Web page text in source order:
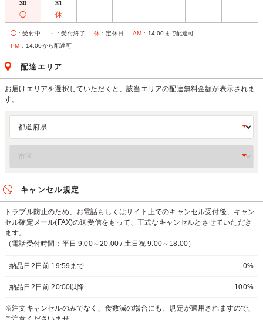
30
◯
31
休
◯ ：受付中 － ：受付終了 休 ：定休日 AM ：14:00まで配達可
PM ：14:00から配達可
配達エリア
お届けエリアを選択していただくと、該当エリアの配達無料金額が表示されま
す。
キャンセル規定
トラブル防止のため、お電話もしくはサイト上でのキャンセル受付後、キャン
セル確定メール(FAX)の送受信をもって、正式なキャンセルとさせていただき
ます。
（電話受付時間：平日 9:00～20:00 / 土日祝 9:00～18:00）
納品日2日前 19:59まで 0%
納品日2日前 20:00以降 100%
※注文キャンセルのみでなく、食数減の場合にも、規定が適用されますので、